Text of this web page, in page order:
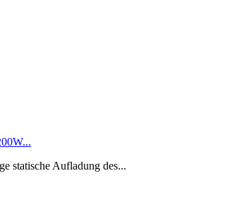
statische Aufladung des...